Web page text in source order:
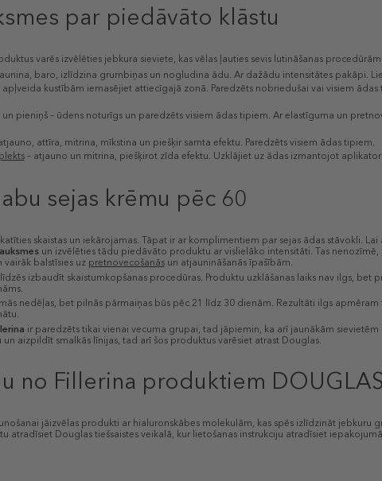
par piedāvāto klāstu
varēs izvēlēties jebkura sieviete, kas vēlas ļauties sevis lutināšanas procedūrām.
baro, izlīdzina grumbiņas un nogludina ādu. Ar dažādu intensitātes pakāpi.
apļveida kustībām iemasējiet attiecīgajā zonā. Paredzēts nobriedušai vai visiem
un pieniņš – ūdens noturīgs un paredzēts visiem ādas tipiem. Ar elastīguma un
attīra, mitrina, mīkstina un piešķir samta efektu. Paredzēts visiem ādas tipiem.
– atjauno un mitrina, piešķirot zīda efektu. Uzklājiet uz ādas izmantojot
sejas krēmu pēc 60
skaistas un iekārojamas. Tāpat ir ar komplimentiem par sejas ādas stāvokli.
un izvēlēties tādu piedāvāto produktu ar vislielāko intensitāti. Tas nenozīmē,
vairāk balstīsies uz pretnovecošanāsun atjaunināšanās īpašībām.
izbaudīt skaistumkopšanas procedūras. Produktu uzklāšanas laiks nav ilgs,
nedēļas, bet pilnās pārmaiņas būs pēc 21 līdz 30 dienām. Rezultāti ilgs apmēram
ir paredzēts tikai vienai vecuma grupai, tad jāpiemin, ka arī jaunākām
aizpildīt smalkās līnijas, tad arī šos produktus varēsiet atrast Douglas.
no Fillerina produktiem
jāizvēlas produkti ar hialuronskābes molekulām, kas spēs izlīdzināt jebkuru
atradīsiet Douglas tiešsaistes veikalā, kur lietošanas instrukciju atradīsiet